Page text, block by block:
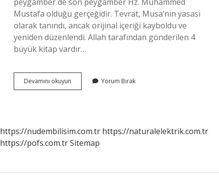
Mustafa olduğu gerçeğidir. Tevrat, Musa’nın yasası
olarak tanındı, ancak orijinal içeriği kayboldu ve
yeniden düzenlendi. Allah tarafından gönderilen 4
büyük kitap vardır…
Devamını okuyun
Ilahi
Mı
Yorum Bırak
https://nudembilisim.com.tr https://naturalelektrik.com.tr
https://pofs.com.trSitemap